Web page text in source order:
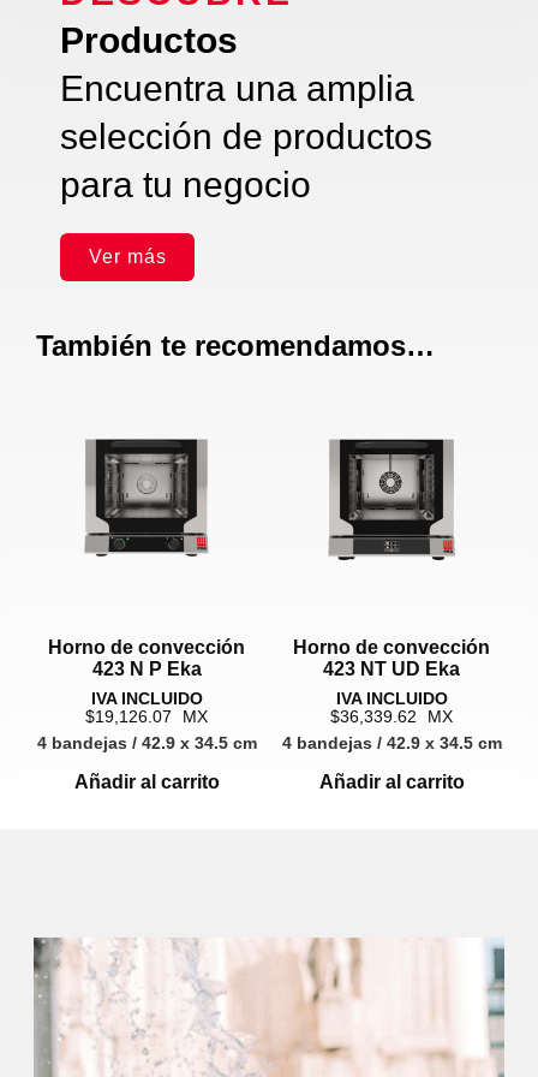
Productos
Encuentra una amplia
selección de productos
para tu negocio
Ver más
También te recomendamos…
Horno de convección
423 N P Eka
19,126.07
4 bandejas / 42.9 x 34.5 cm
Añadir al carrito
Horno de convección
423 NT UD Eka
36,339.62
4 bandejas / 42.9 x 34.5 cm
Añadir al carrito